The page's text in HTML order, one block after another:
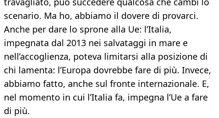
scenario. Ma ho, abbiamo il dovere di provarci.
Anche per dare lo sprone alla Ue: l’Italia,
impegnata dal 2013 nei salvataggi in mare e
nell’accoglienza, poteva limitarsi alla posizione di
chi lamenta: l’Europa dovrebbe fare di più. Invece,
abbiamo fatto, anche sul fronte internazionale. E,
nel momento in cui l’Italia fa, impegna l’Ue a fare
di più.